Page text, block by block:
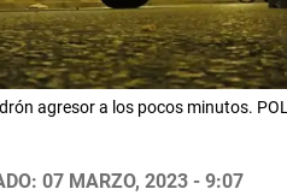
agresor a los pocos minutos.
07 MARZO, 2023 - 9:07